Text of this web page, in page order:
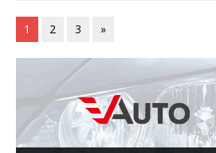
1 2 3 »